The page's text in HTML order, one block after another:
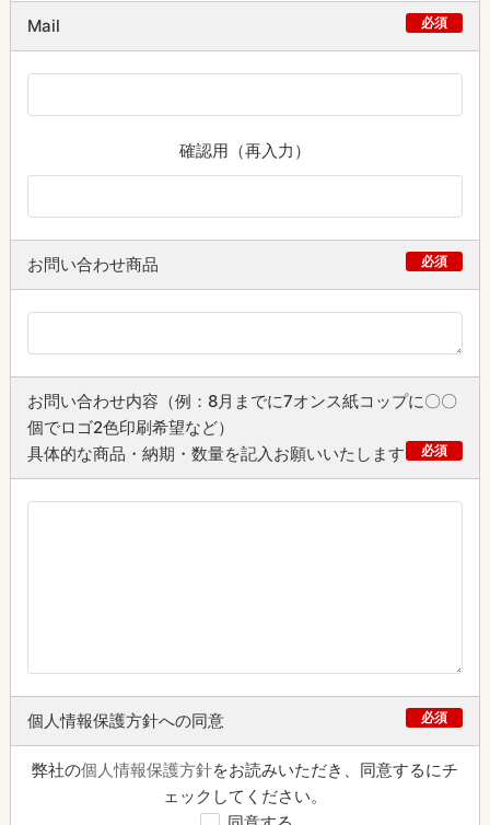
Mail 必須
確認用（再入力）
お問い合わせ商品 必須
お問い合わせ内容（例：8月までに7オンス紙コップに〇〇
個でロゴ2色印刷希望など）
具体的な商品・納期・数量を記入お願いいたします
必須
個人情報保護方針への同意 必須
弊社の個人情報保護方針をお読みいただき、同意するにチ
ェックしてください。